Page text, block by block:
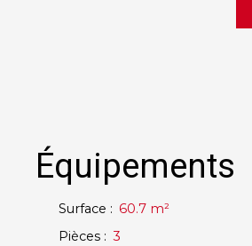
Équipements
Surface : 60.7 m²
Pièces : 3